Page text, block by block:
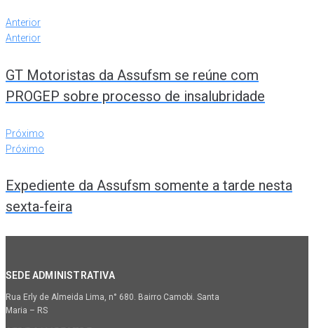
Anterior
Anterior
GT Motoristas da Assufsm se reúne com
PROGEP sobre processo de insalubridade
Próximo
Próximo
Expediente da Assufsm somente a tarde nesta
sexta-feira
SEDE ADMINISTRATIVA
Rua Erly de Almeida Lima, n° 680. Bairro Camobi. Santa
Maria – RS